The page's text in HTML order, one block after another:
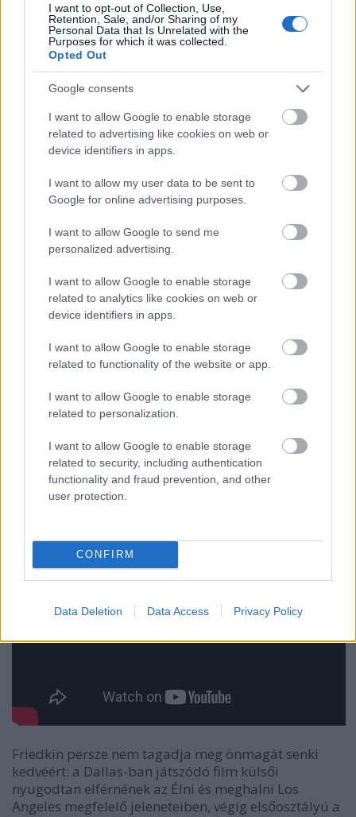
I want to opt-out of Collection, Use,
Retention, Sale, and/or Sharing of my
Personal Data that Is Unrelated with the
Purposes for which it was collected.
Opted Out
Google consents
I want to allow Google to enable storage
related to advertising like cookies on web or
device identifiers in apps.
I want to allow my user data to be sent to
Google for online advertising purposes.
I want to allow Google to send me
personalized advertising.
I want to allow Google to enable storage
related to analytics like cookies on web or
device identifiers in apps.
I want to allow Google to enable storage
related to functionality of the website or app.
I want to allow Google to enable storage
related to personalization.
I want to allow Google to enable storage
related to security, including authentication
functionality and fraud prevention, and other
user protection.
CONFIRM
Data Deletion Data Access Privacy Policy
Már az említettBugis sokszor olyan benyomást
keltett, mintha Letts Friedkin segítségével Lynch
világát próbálná meg úgy újraalkotni, hogy ne csak
a szorongásból részesüljön a néző, hanem annak
okairól és következményeiről is legyenek fogalmai.
Joe
lépést: a képletbe már bevonják a Coenek nevével
fémjelzett neo-noir vonalat, a dramaturgia
„hagyományos” eszközeivel könnyítik meg a
feltétlenül azonosulnia a deviánsokkal), de
meghagyják az ezúttal jó értelemben vett
földhözragadtságot, ami Lynch műveiből többnyire
hiányzik. A Bugolyannyira közel áll a Killer Joe-hoz,
annyira egyazon világból származnak, hogy azt a
korábbi film ismerői még akkor is érzékelnék, ha egy
párbeszédrészlet nem tenné egyértelművé (a
poloskákra tett utalás egyébként nem lóg ki a
Michael Shannon foghíjas feje is felbukkanna
valamelyik felvétel sarkában), de azoknak is ismerős
ról, viszont látták már a néhai Dennis Hoppert
gázmaszk után nyúlni, vagy M. Emmett Walsh-t
Friedkin persze nem tagadja meg önmagát senki
kedvéért: a Dallas-ban játszódó film külsői
nyugodtan elférnének az Élni és meghalni Los
Angeles megfelelő jeleneteiben, végig elsőosztályú a